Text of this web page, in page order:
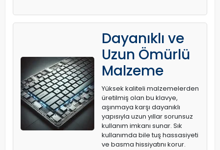
Dayanıklı ve
Uzun Ömürlü
Malzeme
Yüksek kaliteli malzemelerden
üretilmiş olan bu klavye,
aşınmaya karşı dayanıklı
yapısıyla uzun yıllar sorunsuz
kullanım imkanı sunar. Sık
kullanımda bile tuş hassasiyeti
ve basma hissiyatını korur.